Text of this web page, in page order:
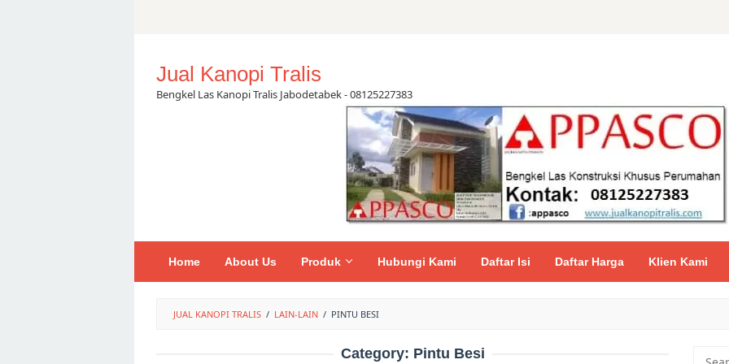
Jual Kanopi Tralis
Bengkel Las Kanopi Tralis Jabodetabek - 08125227383
Home About Us Produk Hubungi Kami Daftar Isi Daftar Harga Klien Kami
JUAL KANOPI TRALIS / LAIN-LAIN / PINTU BESI
Category: Pintu Besi